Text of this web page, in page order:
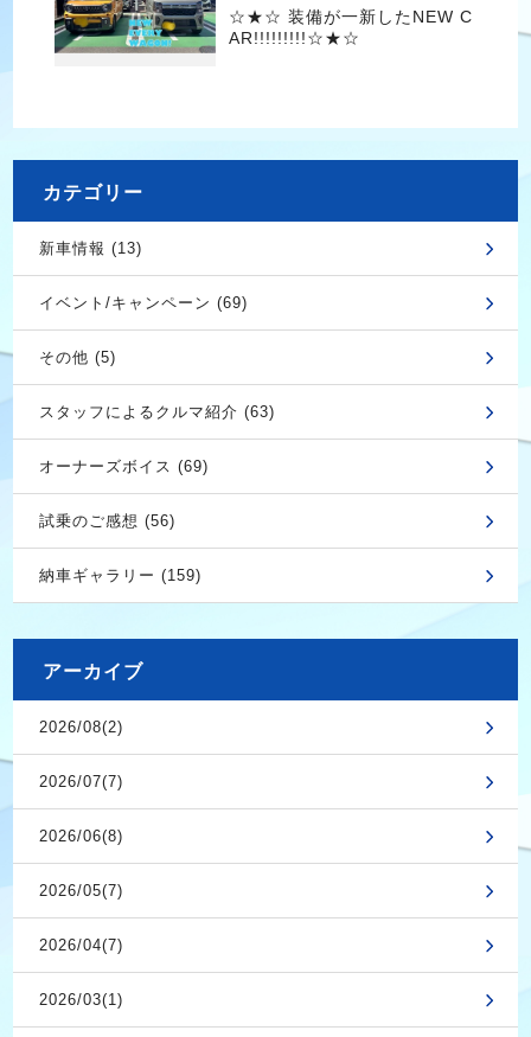
☆★☆ 装備が一新したNEW C
AR!!!!!!!!!☆★☆
カテゴリー
新車情報 (13)
イベント/キャンペーン (69)
その他 (5)
スタッフによるクルマ紹介 (63)
オーナーズボイス (69)
試乗のご感想 (56)
納車ギャラリー (159)
アーカイブ
2026/08(2)
2026/07(7)
2026/06(8)
2026/05(7)
2026/04(7)
2026/03(1)